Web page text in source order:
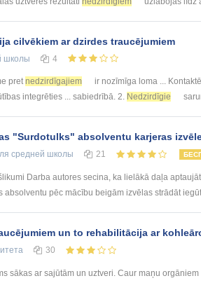
cilvēkiem ar dzirdes traucējumiem
школы 4
pret nedzirdīgajiem
ir nozīmīga loma ...
integrēties ... sabiedrībā. 2. Nedzirdīgie
"Surdotulks" absolventu karjeras
средней школы 21
Darba autores secina, ka lielākā daļa
absolventu pēc mācību beigām izvēlas strādāt
un to rehabilitācija ar
30
sākas ar sajūtām un uztveri. Caur maņu